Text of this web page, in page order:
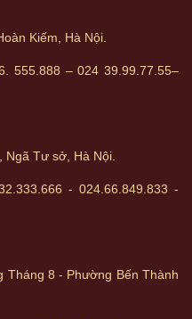
Kiếm, Hà Nội.
– 024 39.99.77.55–
Tư sở, Hà Nội.
- 024.66.849.833 -
8 - Phường Bến Thành